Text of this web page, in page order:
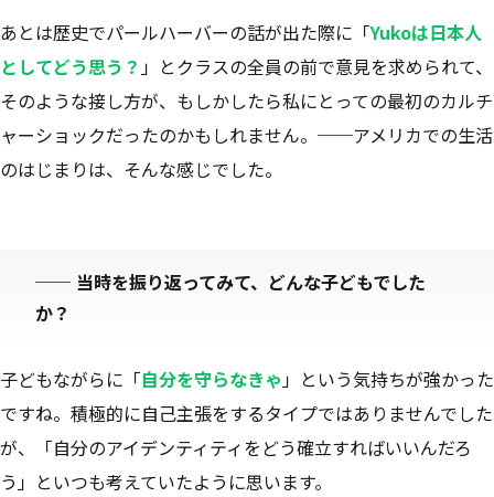
あとは歴史でパールハーバーの話が出た際に「Yukoは日本人
としてどう思う？ 」とクラスの全員の前で意見を求められて、
そのような接し方が、もしかしたら私にとっての最初のカルチ
ャーショックだったのかもしれません。──アメリカでの生活
のはじまりは、そんな感じでした。
── 当時を振り返ってみて、どんな子どもでした
か？
子どもながらに「自分を守らなきゃ」という気持ちが強かった
ですね。積極的に自己主張をするタイプではありませんでした
が、「自分のアイデンティティをどう確立すればいいんだろ
う」といつも考えていたように思います。